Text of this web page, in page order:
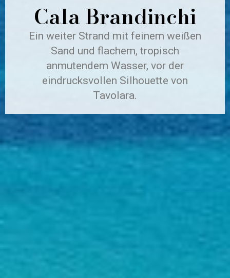
Cala Brandinchi
Ein weiter Strand mit feinem weißen
Sand und flachem, tropisch
anmutendem Wasser, vor der
eindrucksvollen Silhouette von
Tavolara.